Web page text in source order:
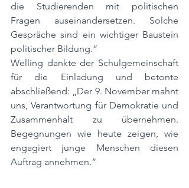
die Studierenden mit politischen
Fragen auseinandersetzen. Solche
Gespräche sind ein wichtiger Baustein
politischer Bildung.“
Welling dankte der Schulgemeinschaft
für die Einladung und betonte
abschließend: „Der 9. November mahnt
uns, Verantwortung für Demokratie und
Zusammenhalt zu übernehmen.
Begegnungen wie heute zeigen, wie
engagiert junge Menschen diesen
Auftrag annehmen.“